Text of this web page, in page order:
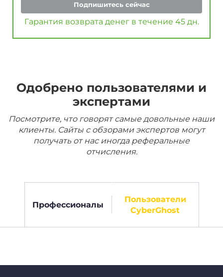
Подпишитесь сейчас
Гарантия возврата денег в течение 45 дн.
Одобрено пользователями и
экспертами
Посмотрите, что говорят самые довольные наши
клиенты. Сайты с обзорами экспертов могут
получать от нас иногда реферальные
отчисления.
Профессионалы
Пользователи
CyberGhost